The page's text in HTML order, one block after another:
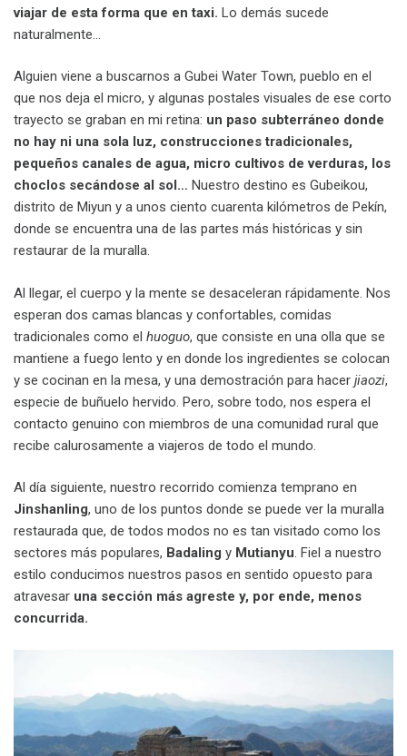
viajar de esta forma que en taxi. Lo demás sucede
naturalmente…
Alguien viene a buscarnos a Gubei Water Town, pueblo en el
que nos deja el micro, y algunas postales visuales de ese corto
trayecto se graban en mi retina: un paso subterráneo donde
no hay ni una sola luz, construcciones tradicionales,
pequeños canales de agua, micro cultivos de verduras, los
choclos secándose al sol… Nuestro destino es Gubeikou,
distrito de Miyun y a unos ciento cuarenta kilómetros de Pekín,
donde se encuentra una de las partes más históricas y sin
restaurar de la muralla.
Al llegar, el cuerpo y la mente se desaceleran rápidamente. Nos
esperan dos camas blancas y confortables, comidas
tradicionales como el huoguo, que consiste en una olla que se
mantiene a fuego lento y en donde los ingredientes se colocan
y se cocinan en la mesa, y una demostración para hacer jiaozi,
especie de buñuelo hervido. Pero, sobre todo, nos espera el
contacto genuino con miembros de una comunidad rural que
recibe calurosamente a viajeros de todo el mundo.
Al día siguiente, nuestro recorrido comienza temprano en
Jinshanling, uno de los puntos donde se puede ver la muralla
restaurada que, de todos modos no es tan visitado como los
sectores más populares, Badaling y Mutianyu. Fiel a nuestro
estilo conducimos nuestros pasos en sentido opuesto para
atravesar una sección más agreste y, por ende, menos
concurrida.